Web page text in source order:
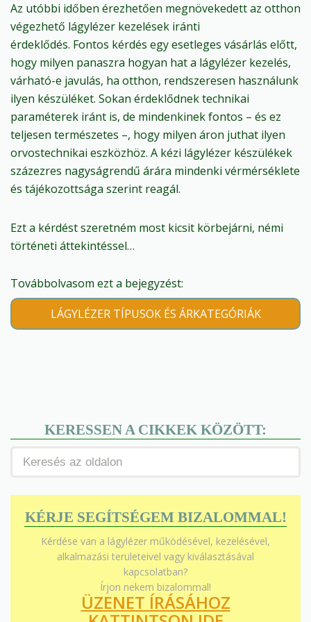
Az utóbbi időben érezhetően megnövekedett az otthon
végezhető lágylézer kezelések iránti
érdeklődés. Fontos kérdés egy esetleges vásárlás előtt,
hogy milyen panaszra hogyan hat a lágylézer kezelés,
várható-e javulás, ha otthon, rendszeresen használunk
ilyen készüléket. Sokan érdeklődnek technikai
paraméterek iránt is, de mindenkinek fontos – és ez
teljesen természetes –, hogy milyen áron juthat ilyen
orvostechnikai eszközhöz. A kézi lágylézer készülékek
százezres nagyságrendű árára mindenki vérmérséklete
és tájékozottsága szerint reagál.
Ezt a kérdést szeretném most kicsit körbejárni, némi
történeti áttekintéssel…
Továbbolvasom ezt a bejegyzést:
LÁGYLÉZER TÍPUSOK ÉS ÁRKATEGÓRIÁK
KERESSEN A CIKKEK KÖZÖTT:
KÉRJE SEGÍTSÉGEM BIZALOMMAL!
Kérdése van a lágylézer működésével, kezelésével,
alkalmazási területeivel vagy kiválasztásával
kapcsolatban?
Írjon nekem bizalommal!
ÜZENET ÍRÁSÁHOZ